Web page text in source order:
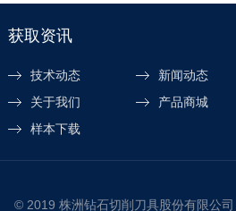
获取资讯
技术动态 新闻动态
关于我们
产品商城
样本下载
© 2019 株洲钻石切削刀具股份有限公司